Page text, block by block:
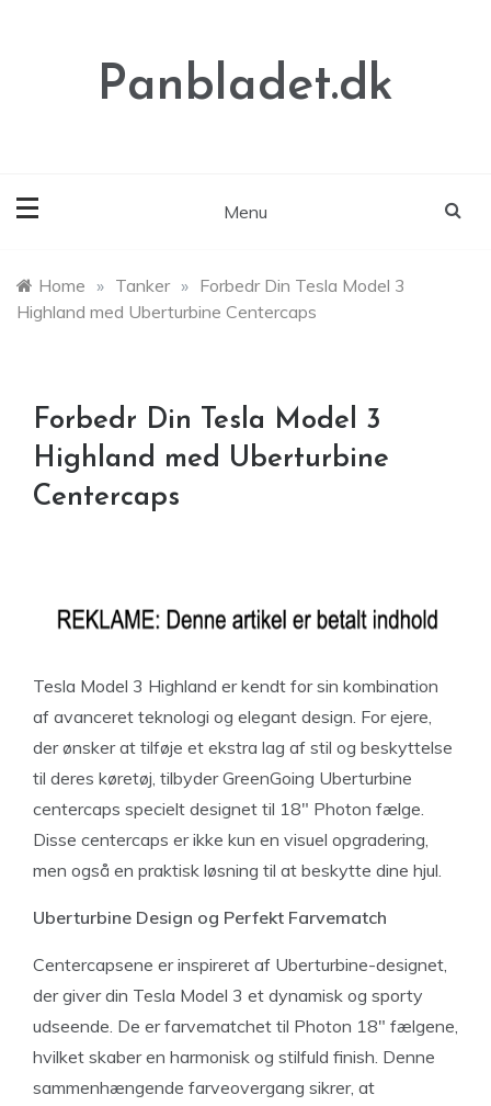
Panbladet.dk
Menu
Home » Tanker » Forbedr Din Tesla Model 3
Highland med Uberturbine Centercaps
Forbedr Din Tesla Model 3
Highland med Uberturbine
Centercaps
Tesla Model 3 Highland er kendt for sin kombination
af avanceret teknologi og elegant design. For ejere,
der ønsker at tilføje et ekstra lag af stil og beskyttelse
til deres køretøj, tilbyder GreenGoing Uberturbine
centercaps specielt designet til 18″ Photon fælge.
Disse centercaps er ikke kun en visuel opgradering,
men også en praktisk løsning til at beskytte dine hjul.
Uberturbine Design og Perfekt Farvematch
Centercapsene er inspireret af Uberturbine-designet,
der giver din Tesla Model 3 et dynamisk og sporty
udseende. De er farvematchet til Photon 18″ fælgene,
hvilket skaber en harmonisk og stilfuld finish. Denne
sammenhængende farveovergang sikrer, at